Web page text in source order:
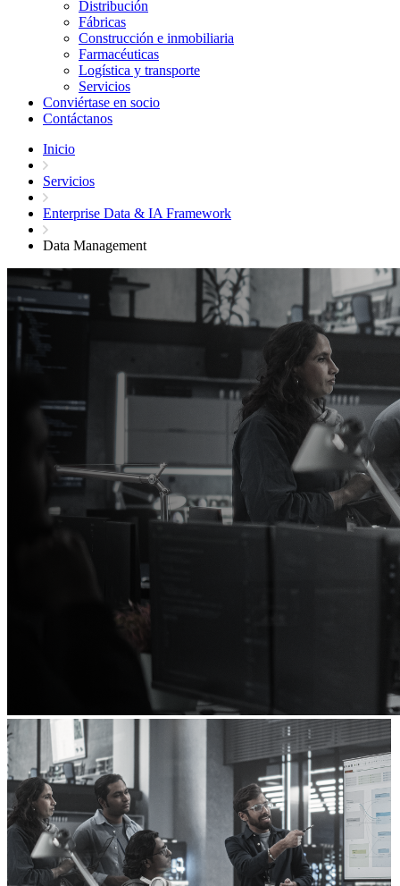
Distribución
Fábricas
Construcción e inmobiliaria
Farmacéuticas
Logística y transporte
Servicios
Conviértase en socio
Contáctanos
Inicio
Servicios
Enterprise Data & IA Framework
Data Management